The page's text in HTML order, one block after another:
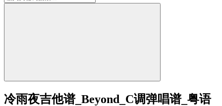
冷雨夜吉他谱_Beyond_C调弹唱谱_粤语